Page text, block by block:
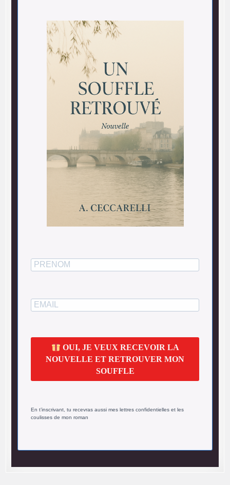
OUI, JE VEUX RECEVOIR LA
NOUVELLE ET RETROUVER MON
SOUFFLE
En t’inscrivant, tu recevras aussi mes lettres confidentielles et les
coulisses de mon roman